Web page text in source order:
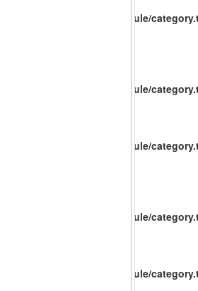
template/extension/module/
template/extension/module/
template/extension/module/
template/extension/module/
template/extension/module/